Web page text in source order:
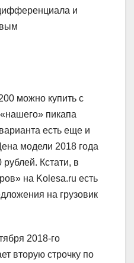
и
можно купить с
пикапа
есть еще и
модели 2018 года
Кстати, в
на Kolesa.ru есть
на грузовик
2018-го
вторую строчку по